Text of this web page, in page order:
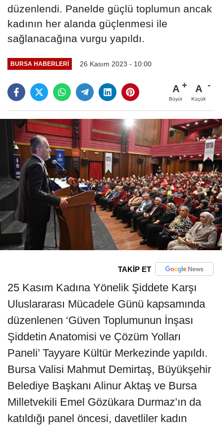
düzenlendi. Panelde güçlü toplumun ancak
kadının her alanda güçlenmesi ile
sağlanacağına vurgu yapıldı.
BURSA HABERLERI 26 Kasım 2023 - 10:00
A
Büyüt
A
Küçült
TAKİP ET
25 Kasım Kadına Yönelik Şiddete Karşı
Uluslararası Mücadele Günü kapsamında
düzenlenen ‘Güven Toplumunun İnşası
Şiddetin Anatomisi ve Çözüm Yolları
Paneli’ Tayyare Kültür Merkezinde yapıldı.
Bursa Valisi Mahmut Demirtaş, Büyükşehir
Belediye Başkanı Alinur Aktaş ve Bursa
Milletvekili Emel Gözükara Durmaz’ın da
katıldığı panel öncesi, davetliler kadın